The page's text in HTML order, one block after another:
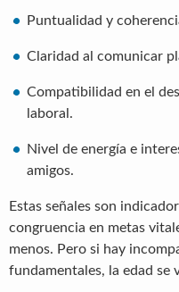
Puntualidad y
Claridad al comunicar
Compatibilidad en el
laboral.
Nivel de energía e
amigos.
Estas señales son
congruencia en metas
menos. Pero si hay
fundamentales, la edad se